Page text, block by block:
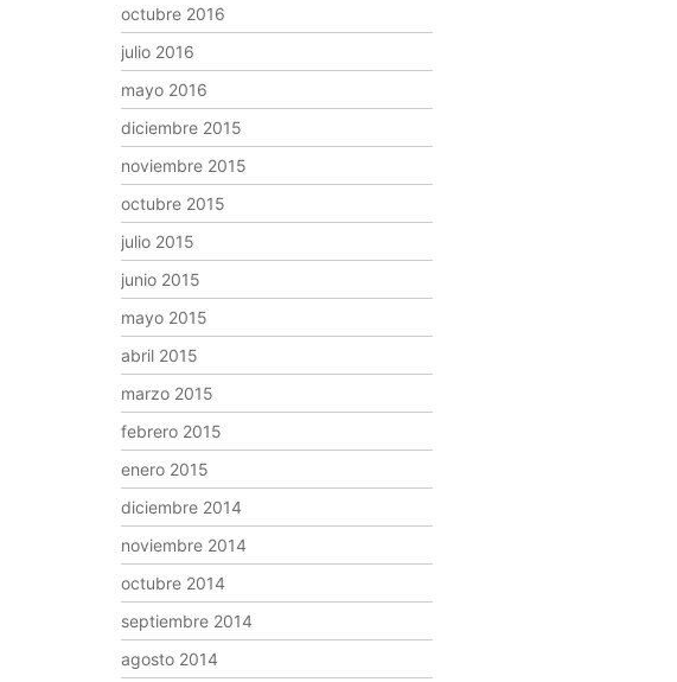
octubre 2016
julio 2016
mayo 2016
diciembre 2015
noviembre 2015
octubre 2015
julio 2015
junio 2015
mayo 2015
abril 2015
marzo 2015
febrero 2015
enero 2015
diciembre 2014
noviembre 2014
octubre 2014
septiembre 2014
agosto 2014